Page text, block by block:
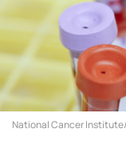
National Cancer